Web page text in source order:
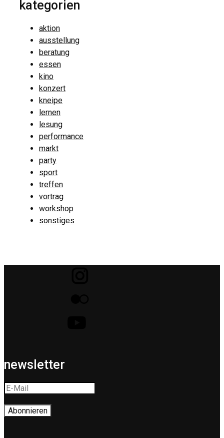
kategorien
aktion
ausstellung
beratung
essen
kino
konzert
kneipe
lernen
lesung
performance
markt
party
sport
treffen
vortrag
workshop
sonstiges
newsletter